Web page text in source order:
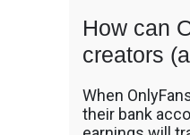
How can
creators
When
their bank